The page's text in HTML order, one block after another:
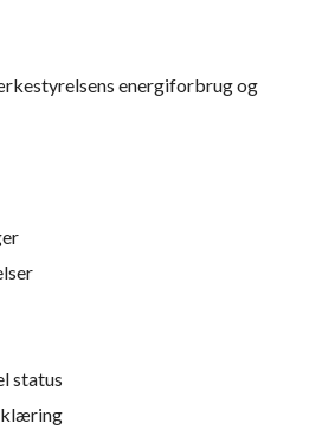
energiforbrug og
status